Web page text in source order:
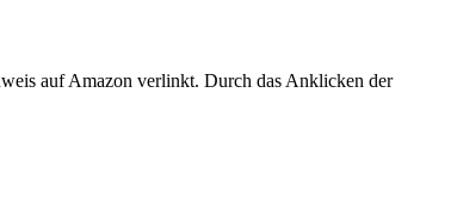
auf Amazon verlinkt. Durch das Anklicken der